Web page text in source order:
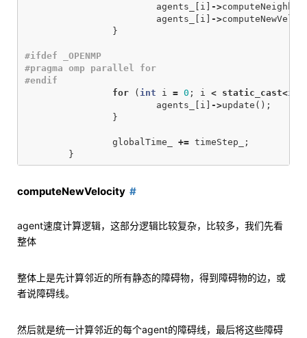
agents_
[ i ] ->
agents_
[ i ] ->
}
#ifdef _OPENMP
#pragma omp parallel for
for
( int i = 0 ; i < static_cast<int
agents_
[ i ] ->update ();
}
globalTime_ += timeStep_
;
}
computeNewVelocity
agent速度计算逻辑，这部分逻辑比较复杂，比较多，我们先看
整体
整体上是先计算邻近的所有静态的障碍物，得到障碍物的边，或
者说障碍线。
然后就是统一计算邻近的每个agent的障碍线，最后将这些障碍